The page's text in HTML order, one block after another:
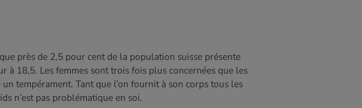
près de 2,5 pour cent de la population suisse présente
à 18,5. Les femmes sont trois fois plus concernées que les
tempérament. Tant que l’on fournit à son corps tous les
n’est pas problématique en soi.